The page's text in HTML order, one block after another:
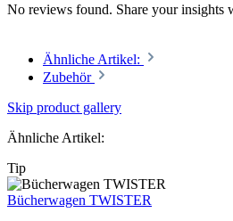
No reviews found. Share your insights
Ähnliche Artikel:
Zubehör
Skip product gallery
Ähnliche Artikel:
Tip
Bücherwagen TWISTER